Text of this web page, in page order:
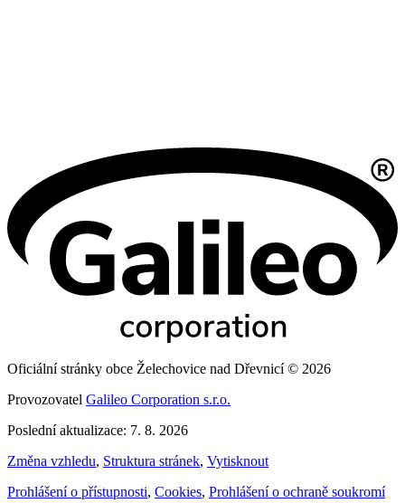
Oficiální stránky obce Želechovice nad Dřevnicí © 2026
Provozovatel Galileo Corporation s.r.o.
Poslední aktualizace: 7. 8. 2026
Změna vzhledu, Struktura stránek, Vytisknout
Prohlášení o přístupnosti, Cookies, Prohlášení o ochraně soukromí